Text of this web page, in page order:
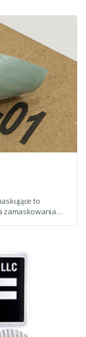
to
zamaskowania